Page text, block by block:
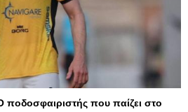
ποδοσφαιριστής που παίζει στο